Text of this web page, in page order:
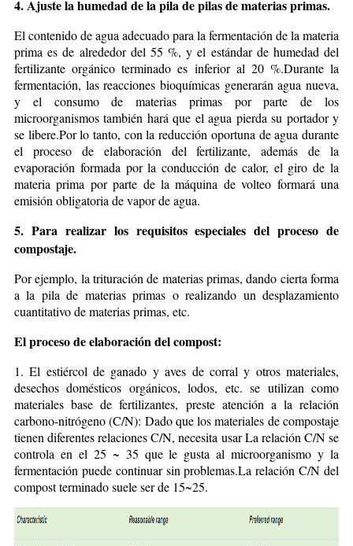
4. Ajuste la humedad de la pila de pilas de materias primas.
El contenido de agua adecuado para la fermentación de la materia
prima es de alrededor del 55 %, y el estándar de humedad del
fertilizante orgánico terminado es inferior al 20 %.Durante la
fermentación, las reacciones bioquímicas generarán agua nueva,
y el consumo de materias primas por parte de los
microorganismos también hará que el agua pierda su portador y
se libere.Por lo tanto, con la reducción oportuna de agua durante
el proceso de elaboración del fertilizante, además de la
evaporación formada por la conducción de calor, el giro de la
materia prima por parte de la máquina de volteo formará una
emisión obligatoria de vapor de agua.
5. Para realizar los requisitos especiales del proceso de
compostaje.
Por ejemplo, la trituración de materias primas, dando cierta forma
a la pila de materias primas o realizando un desplazamiento
cuantitativo de materias primas, etc.
El proceso de elaboración del compost:
1. El estiércol de ganado y aves de corral y otros materiales,
desechos domésticos orgánicos, lodos, etc. se utilizan como
materiales base de fertilizantes, preste atención a la relación
carbono-nitrógeno (C/N): Dado que los materiales de compostaje
tienen diferentes relaciones C/N, necesita usar La relación C/N se
controla en el 25 ~ 35 que le gusta al microorganismo y la
fermentación puede continuar sin problemas.La relación C/N del
compost terminado suele ser de 15~25.